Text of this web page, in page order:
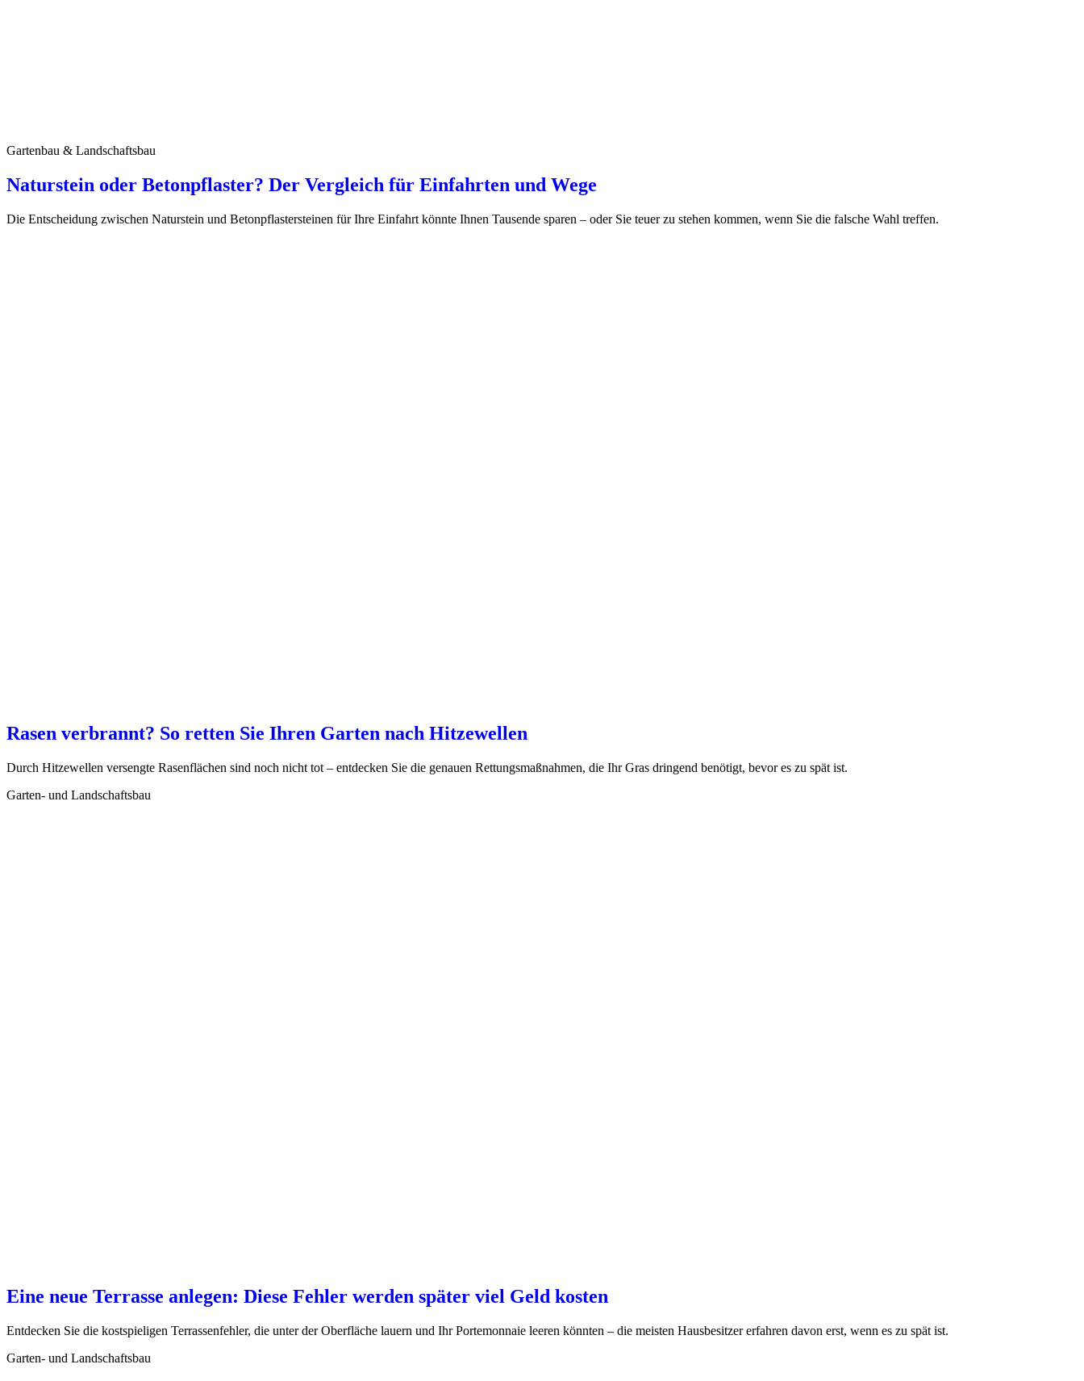
Gartenbau & Landschaftsbau
Naturstein oder Betonpflaster? Der Vergleich für Einfahrten und Wege
Die Entscheidung zwischen Naturstein und Betonpflastersteinen für Ihre Einfahrt könnte Ihnen Tausende sparen – oder Sie teuer zu stehen kommen, wenn Sie die falsche Wahl treffen.
Rasen verbrannt? So retten Sie Ihren Garten nach Hitzewellen
Durch Hitzewellen versengte Rasenflächen sind noch nicht tot – entdecken Sie die genauen Rettungsmaßnahmen, die Ihr Gras dringend benötigt, bevor es zu spät ist.
Garten- und Landschaftsbau
Eine neue Terrasse anlegen: Diese Fehler werden später viel Geld kosten
Entdecken Sie die kostspieligen Terrassenfehler, die unter der Oberfläche lauern und Ihr Portemonnaie leeren könnten – die meisten Hausbesitzer erfahren davon erst, wenn es zu spät ist.
Garten- und Landschaftsbau